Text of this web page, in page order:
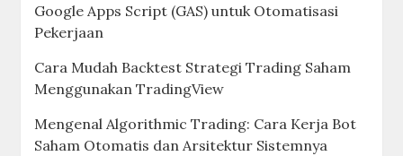
Google Apps Script (GAS) untuk Otomatisasi
Pekerjaan
Cara Mudah Backtest Strategi Trading Saham
Menggunakan TradingView
Mengenal Algorithmic Trading: Cara Kerja Bot
Saham Otomatis dan Arsitektur Sistemnya